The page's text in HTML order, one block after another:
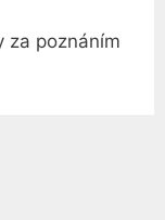
za poznáním